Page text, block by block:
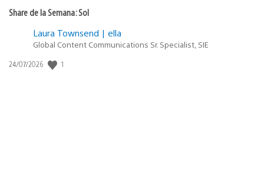
Share de la Semana: Sol
Laura Townsend | ella
Global Content Communications Sr. Specialist, SIE
Fecha
24/07/2026 1